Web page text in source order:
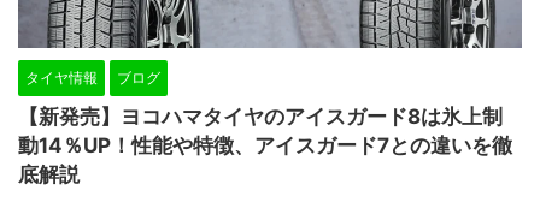
タイヤ情報 ブログ
【新発売】ヨコハマタイヤのアイスガード8は氷上制
動14％UP！性能や特徴、アイスガード7との違いを徹
底解説